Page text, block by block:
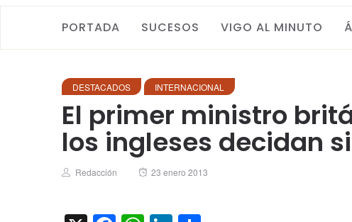
PORTADA SUCESOS VIGO AL MINUTO
DESTACADOS INTERNACIONAL
El primer ministro
los ingleses decidan
Author
Redacción
Posted
23 enero 2013